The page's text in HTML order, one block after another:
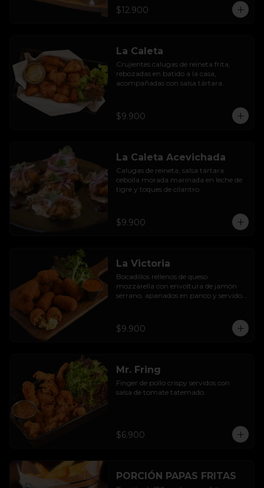
salsa tártara, cebolla encurtida,
mayonesa y palta.
$12.900
La Caleta
Crujientes calugas de reineta frita,
rebozadas en batido a la casa,
acompañadas con salsa tártara.
$9.900
La Caleta Acevichada
Calugas de reineta, salsa tártara
cebolla morada marinada en leche de
tigre y toques de cilantro.
$9.900
La Victoria
Bocadillos rellenos de queso
mozzarella con envoltura de jamón
serrano, apanados en panco y servidos
$9.900
Mr. Fring
Finger de pollo crispy servidos con
salsa de tomate tatemado.
$6.900
PORCIÓN PAPAS FRITAS